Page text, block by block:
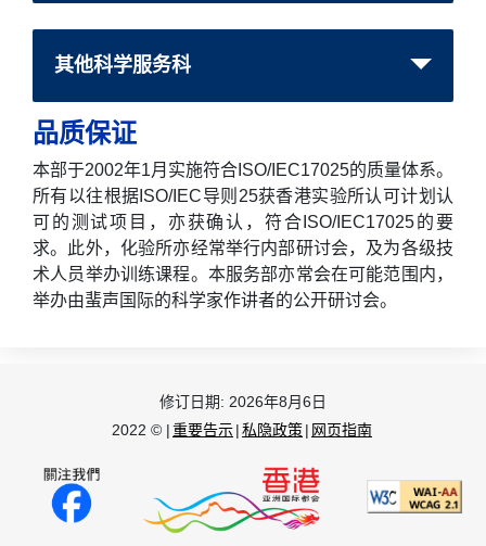
其他科学服务科
品质保证
本部于2002年1月实施符合ISO/IEC17025的质量体系。
所有以往根据ISO/IEC导则25获香港实验所认可计划认
可的测试项目，亦获确认，符合ISO/IEC17025的要
求。此外，化验所亦经常举行内部研讨会，及为各级技
术人员举办训练课程。本服务部亦常会在可能范围内，
举办由蜚声国际的科学家作讲者的公开研讨会。
修订日期: 2026年8月6日
2022 © |重要告示|私隐政策| 网页指南